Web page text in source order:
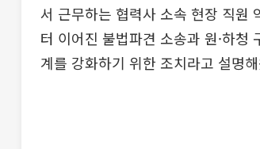
서 근무하는 협력사 소속 현장 직원
터 이어진 불법파견 소송과 원·하청
계를 강화하기 위한 조치라고 설명